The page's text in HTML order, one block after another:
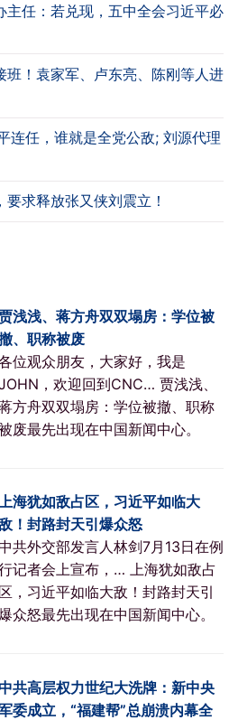
主任：若兑现，五中全会习近平必
班！袁家军、卢东亮、陈刚等人进
连任，谁就是全党公敌; 刘源代理
求释放张又侠刘震立！
浅浅、蒋方舟双双塌房：学位被
、职称被废
位观众朋友，大家好，我是
，欢迎回到CNC… 贾浅浅、
方舟双双塌房：学位被撤、职称
废最先出现在中国新闻中心。
海犹如敌占区，习近平如临大
！封路封天引爆众怒
共外交部发言人林剑7月13日在例
记者会上宣布，… 上海犹如敌占
区，习近平如临大敌！封路封天引
众怒最先出现在中国新闻中心。
共高层权力世纪大洗牌：新中央
委成立，“福建帮”总崩溃内幕全